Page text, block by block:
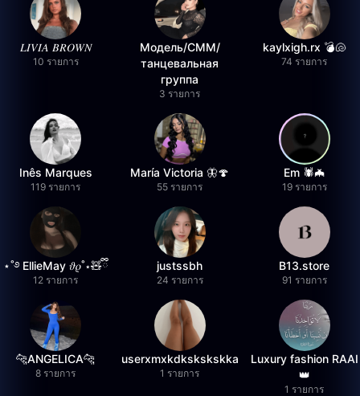
𝐿𝐼𝑉𝐼𝐴 𝐵𝑅𝑂𝑊𝑁
10 รายการ
Модель/СММ/
танцевальная
группа
3 รายการ
kaylxigh.rx 💣🐚
74 รายการ
Inês Marques
119 รายการ
María Victoria 🦋🍄
55 รายการ
Em 🕷️🦇
19 รายการ
⋆˚࿔ EllieMay 𝜗𝜚˚⋆🧸ྀི
12 รายการ
justssbh
24 รายการ
B13.store
91 รายการ
🐆ANGELICA🐆
8 รายการ
userxmxkdkskskskka
1 รายการ
Luxury fashion RAAI
👑
1 รายการ